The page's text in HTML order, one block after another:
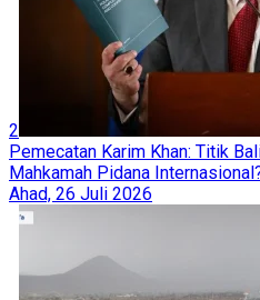
2
Pemecatan Karim Khan: Titik
Mahkamah Pidana
Ahad, 26 Juli 2026